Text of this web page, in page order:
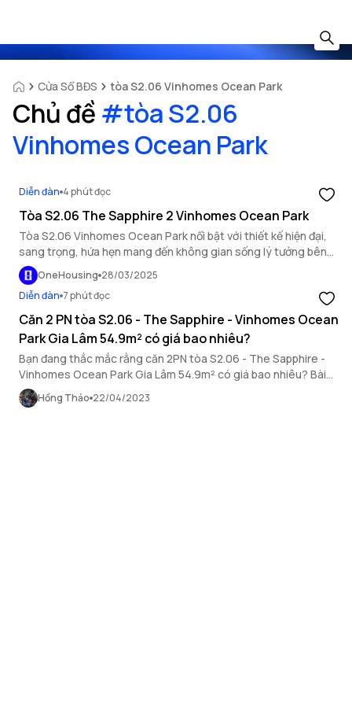
Cửa Sổ BĐS tòa S2.06 Vinhomes Ocean Park
Chủ đề #tòa S2.06
Vinhomes Ocean Park
Diễn đàn 4 phút đọc
Tòa S2.06 The Sapphire 2 Vinhomes Ocean Park
Tòa S2.06 Vinhomes Ocean Park nổi bật với thiết kế hiện đại,
sang trọng, hứa hẹn mang đến không gian sống lý tưởng bên
bờ biển và tiện ích đẳng cấp.
OneHousing 28/03/2025
Diễn đàn 7 phút đọc
Căn 2 PN tòa S2.06 - The Sapphire - Vinhomes Ocean
Park Gia Lâm 54.9m² có giá bao nhiêu?
Bạn đang thắc mắc rằng căn 2PN tòa S2.06 - The Sapphire -
Vinhomes Ocean Park Gia Lâm 54.9m² có giá bao nhiêu? Bài
viết này sẽ bật mí cho tất cả những điều bạn tìm kiếm.
Hồng Thảo 22/04/2023